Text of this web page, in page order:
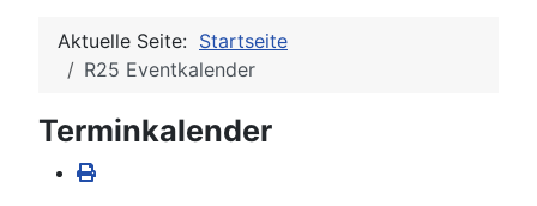
Aktuelle Seite: Startseite
R25 Eventkalender
Terminkalender